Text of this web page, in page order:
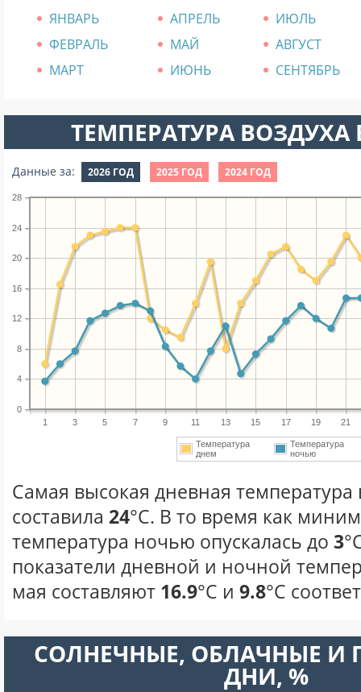
ЯНВАРЬ АПРЕЛЬ
ИЮЛЬ
ФЕВРАЛЬ
МАЙ
АВГУСТ
МАРТ
ИЮНЬ СЕНТЯБРЬ
ТЕМПЕРАТУРА ВОЗДУХА
Данные за: 2026 ГОД 2025 ГОД 2024 ГОД
1 3 5 7 9 11 13 15 17 19 21
0
4
8
12
16
20
24
28
Температура
днем
Температура
ночью
Самая высокая дневная температура
составила 24°С. В то время как
температура ночью опускалась до 3
показатели дневной и ночной
мая составляют 16.9°С и 9.8°С
CОЛНЕЧНЫЕ, ОБЛАЧНЫЕ И
ДНИ, %